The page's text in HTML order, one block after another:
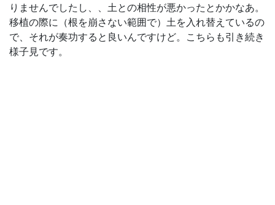
りませんでしたし、、土との相性が悪かったとかかなあ。
移植の際に（根を崩さない範囲で）土を入れ替えているの
で、それが奏功すると良いんですけど。こちらも引き続き
様子見です。